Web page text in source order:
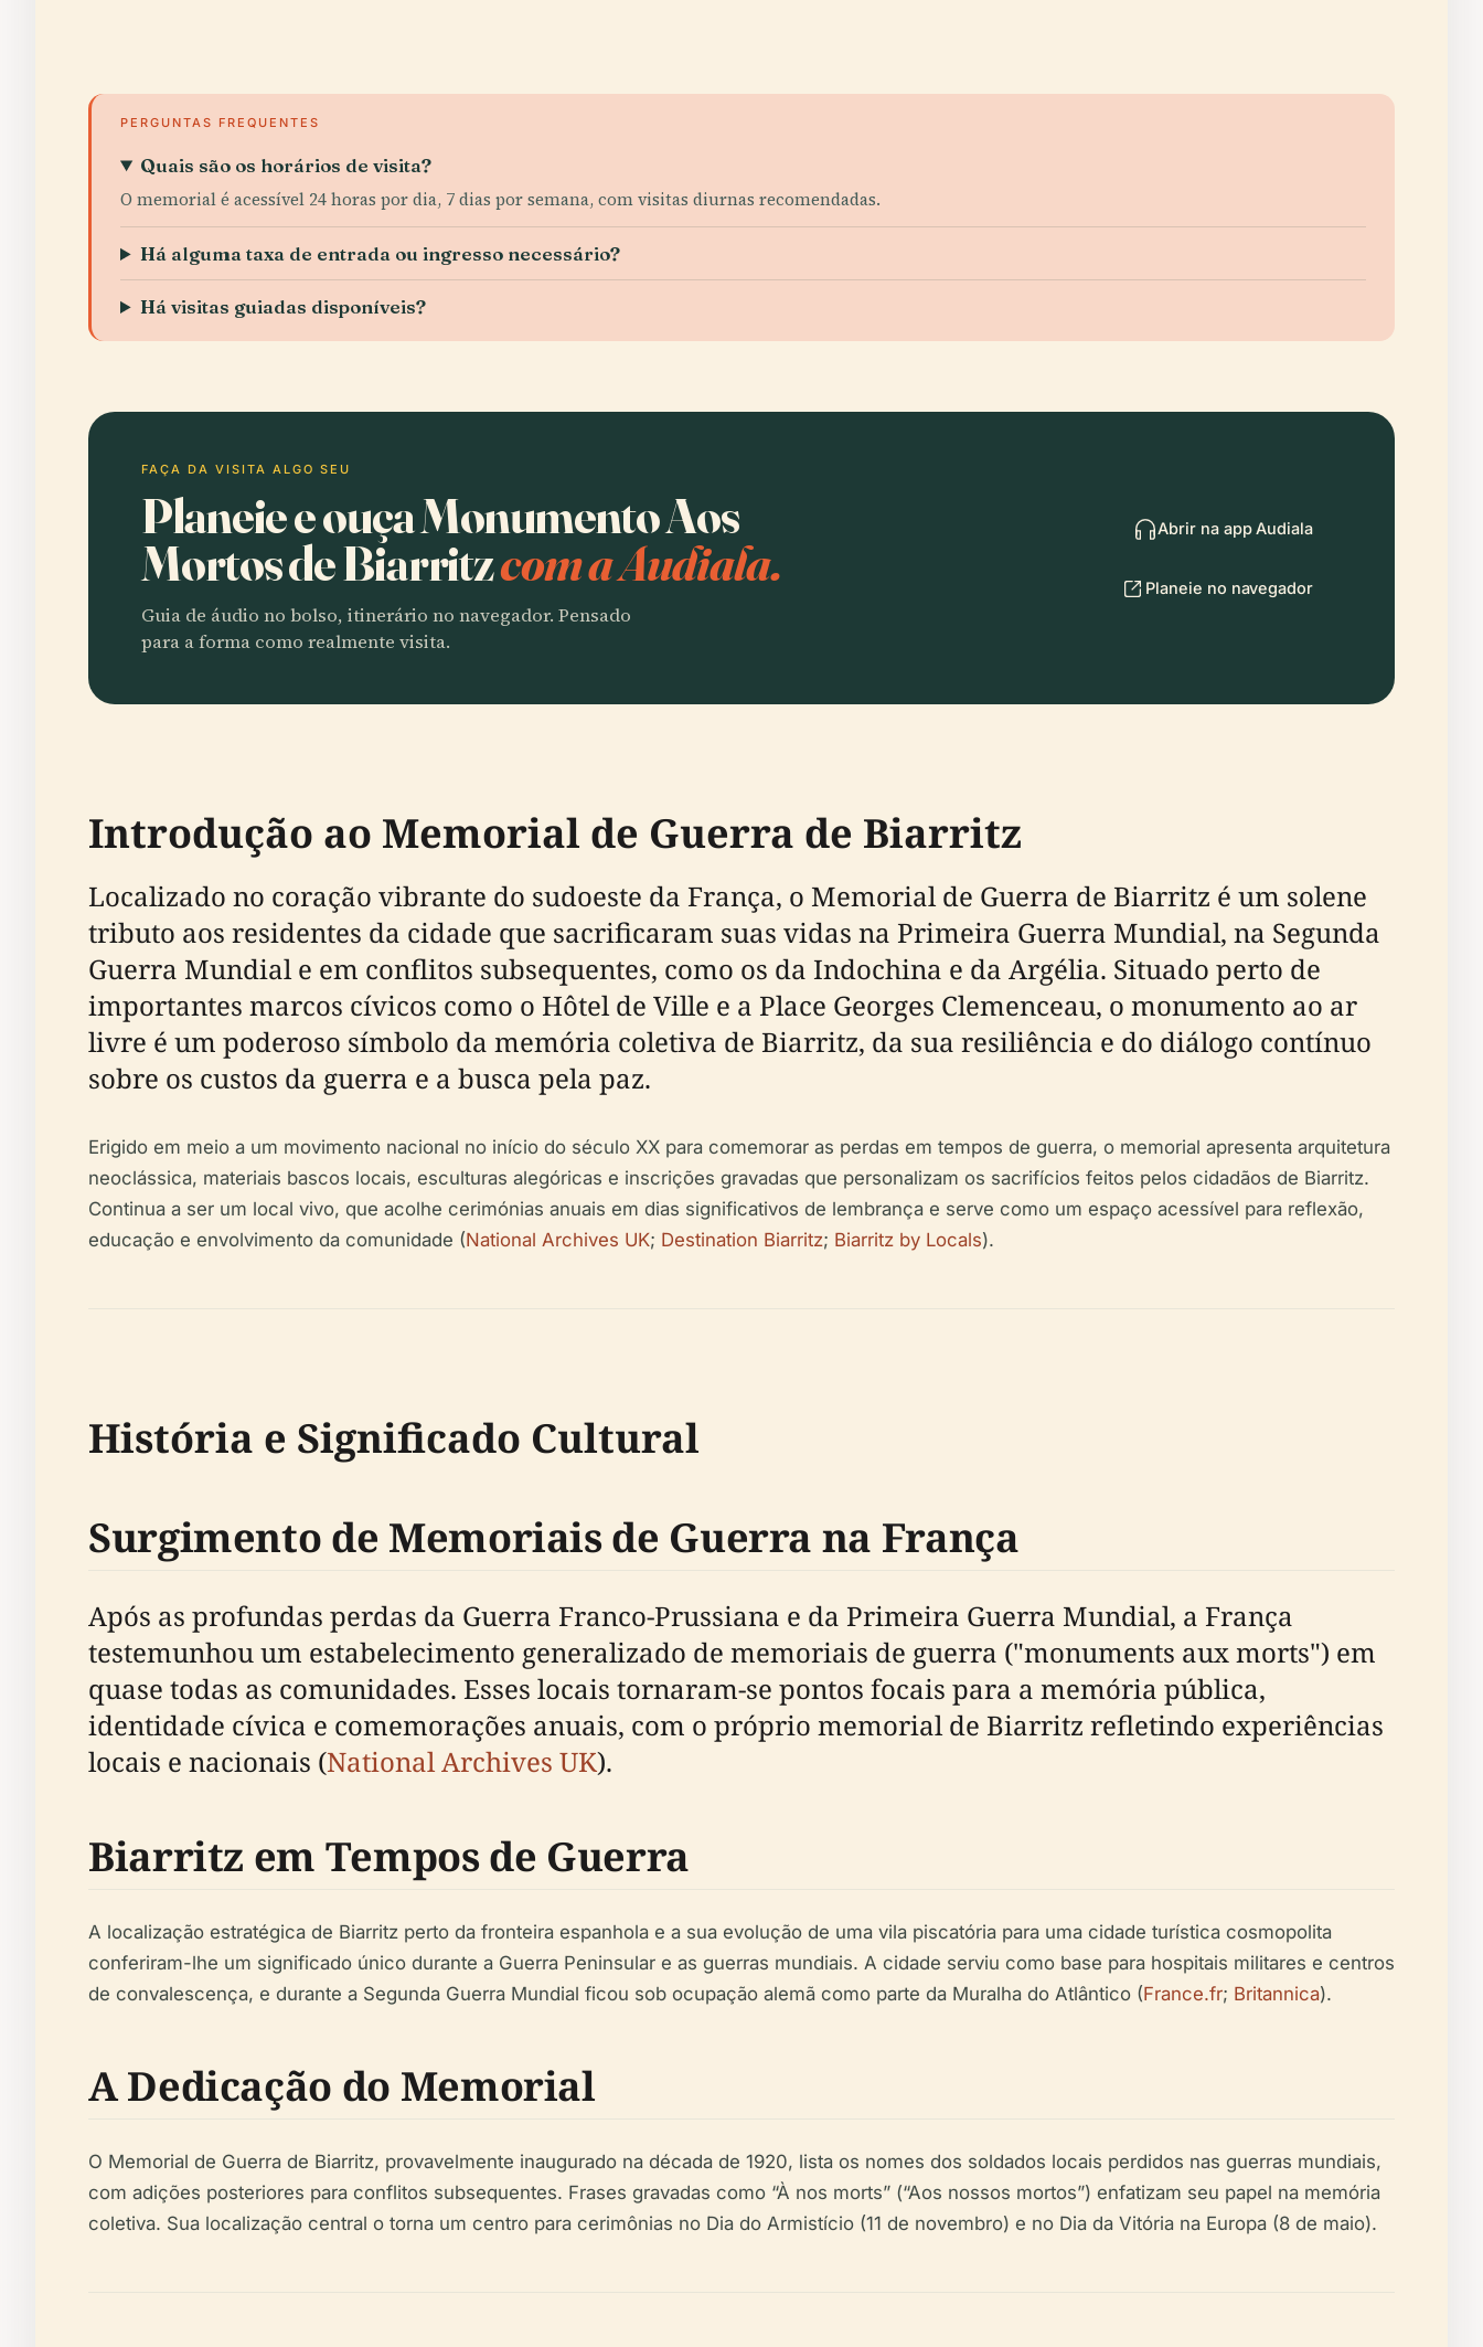
PERGUNTAS FREQUENTES
Quais são os horários de visita?
O memorial é acessível 24 horas por dia, 7 dias por semana, com visitas diurnas recomendadas.
Há alguma taxa de entrada ou ingresso necessário?
Há visitas guiadas disponíveis?
FAÇA DA VISITA ALGO SEU
Planeie e ouça Monumento Aos
Mortos de Biarritzcom a Audiala.
Guia de áudio no bolso, itinerário no navegador. Pensado
para a forma como realmente visita.
Abrir na app Audiala
Planeie no navegador
Introdução ao Memorial de Guerra de Biarritz
Localizado no coração vibrante do sudoeste da França, o Memorial de Guerra de Biarritz é um solene
tributo aos residentes da cidade que sacrificaram suas vidas na Primeira Guerra Mundial, na Segunda
Guerra Mundial e em conflitos subsequentes, como os da Indochina e da Argélia. Situado perto de
importantes marcos cívicos como o Hôtel de Ville e a Place Georges Clemenceau, o monumento ao ar
livre é um poderoso símbolo da memória coletiva de Biarritz, da sua resiliência e do diálogo contínuo
sobre os custos da guerra e a busca pela paz.
Erigido em meio a um movimento nacional no início do século XX para comemorar as perdas em tempos de guerra, o memorial apresenta arquitetura
neoclássica, materiais bascos locais, esculturas alegóricas e inscrições gravadas que personalizam os sacrifícios feitos pelos cidadãos de Biarritz.
Continua a ser um local vivo, que acolhe cerimónias anuais em dias significativos de lembrança e serve como um espaço acessível para reflexão,
educação e envolvimento da comunidade (National Archives UK; Destination Biarritz; Biarritz by Locals).
História e Significado Cultural
Surgimento de Memoriais de Guerra na França
Após as profundas perdas da Guerra Franco-Prussiana e da Primeira Guerra Mundial, a França
testemunhou um estabelecimento generalizado de memoriais de guerra ("monuments aux morts") em
quase todas as comunidades. Esses locais tornaram-se pontos focais para a memória pública,
identidade cívica e comemorações anuais, com o próprio memorial de Biarritz refletindo experiências
locais e nacionais (National Archives UK).
Biarritz em Tempos de Guerra
A localização estratégica de Biarritz perto da fronteira espanhola e a sua evolução de uma vila piscatória para uma cidade turística cosmopolita
conferiram-lhe um significado único durante a Guerra Peninsular e as guerras mundiais. A cidade serviu como base para hospitais militares e centros
de convalescença, e durante a Segunda Guerra Mundial ficou sob ocupação alemã como parte da Muralha do Atlântico (France.fr; Britannica).
A Dedicação do Memorial
O Memorial de Guerra de Biarritz, provavelmente inaugurado na década de 1920, lista os nomes dos soldados locais perdidos nas guerras mundiais,
com adições posteriores para conflitos subsequentes. Frases gravadas como “À nos morts” (“Aos nossos mortos”) enfatizam seu papel na memória
coletiva. Sua localização central o torna um centro para cerimônias no Dia do Armistício (11 de novembro) e no Dia da Vitória na Europa (8 de maio).